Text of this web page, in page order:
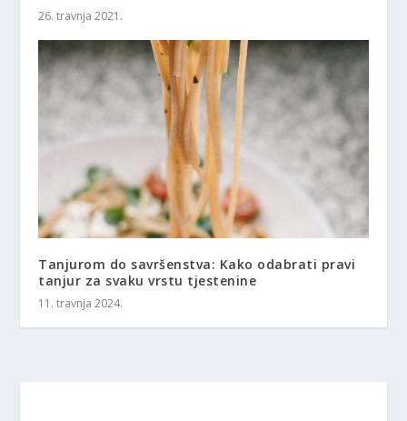
26. travnja 2021.
Tanjurom do savršenstva: Kako odabrati pravi
tanjur za svaku vrstu tjestenine
11. travnja 2024.